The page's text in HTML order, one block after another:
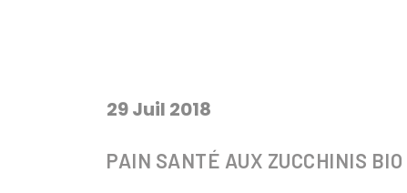
29 Juil 2018
PAIN SANTÉ AUX ZUCCHINIS BIO